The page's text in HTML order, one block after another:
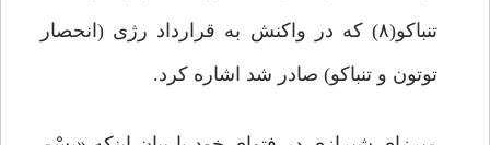
تنباکو(۸) که در واکنش به قرارداد رژی (انحصار
توتون و تنباکو) صادر شد اشاره کرد.